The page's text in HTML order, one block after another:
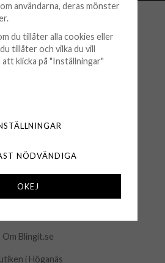
Köpvillkor
Logga in
Om Blingit.se
i Höganäs
användarna, deras mönster
du tillåter alla cookies eller
tillåter och vilka du vill
att klicka på "Inställningar"
NÖDVÄNDIGA
OKEJ